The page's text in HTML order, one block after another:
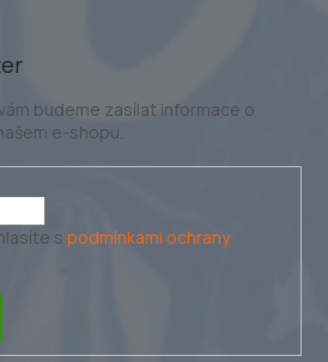
budeme zasílat informace o
e-shopu.
s podmínkami ochrany